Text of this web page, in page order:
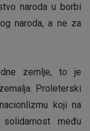
naroda u borbi
naroda, a ne za
zemlje, to je
Proleterski
koji na
među